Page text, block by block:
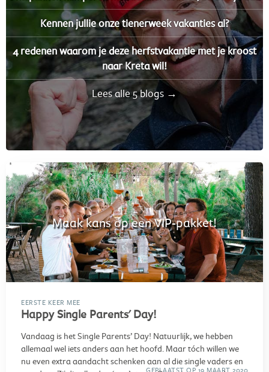
Kennen jullie onze tienerweek vakanties al?
4 redenen waarom je deze herfstvakantie met je kroost
naar Kreta wil!
Lees alle 5 blogs →
Maak kans op een VIP-pakket!
EERSTE KEER MEE
Happy Single Parents' Day!
Vandaag is het Single Parents’ Day! Natuurlijk, we hebben
allemaal wel iets anders aan het hoofd. Maar tóch willen we
nu even extra aandacht schenken aan al die single vaders en
GEPLAATST OP 19 MAART 2020